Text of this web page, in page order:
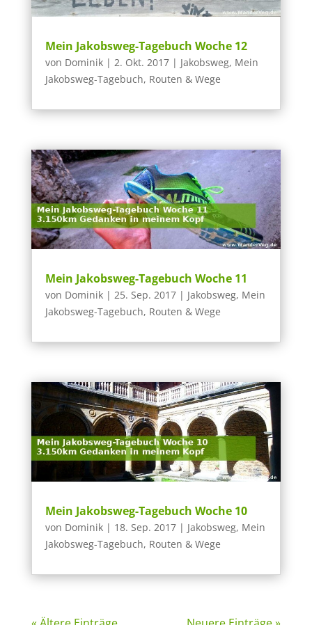
Mein Jakobsweg-Tagebuch Woche 12
von Dominik| 2. Okt. 2017| Jakobsweg, Mein
Jakobsweg-Tagebuch, Routen & Wege
Mein Jakobsweg-Tagebuch Woche 11
von Dominik| 25. Sep. 2017| Jakobsweg, Mein
Jakobsweg-Tagebuch, Routen & Wege
Mein Jakobsweg-Tagebuch Woche 10
von Dominik| 18. Sep. 2017| Jakobsweg, Mein
Jakobsweg-Tagebuch, Routen & Wege